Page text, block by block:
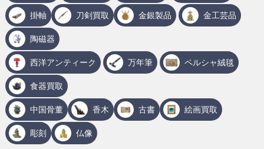
掛軸 刀剣買取 金銀製品 金工芸品
陶磁器
西洋アンティーク 万年筆 ペルシャ絨毯
食器買取
中国骨董 香木 古書 絵画買取
彫刻 仏像